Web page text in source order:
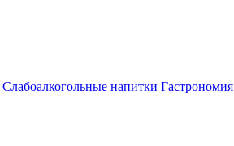
Слабоалкогольные напитки Гастрономия